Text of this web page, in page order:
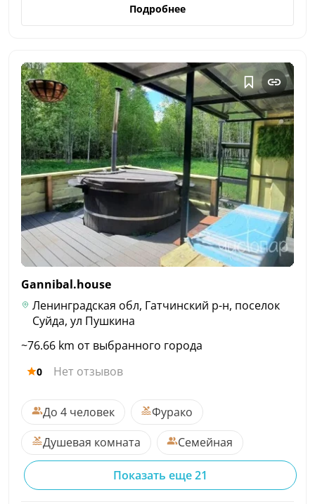
Подробнее
Gannibal.house
Ленинградская обл, Гатчинский р-н, поселок
Суйда, ул Пушкина
~76.66 km от выбранного города
0 Нет отзывов
До 4 человек
Фурако
Душевая комната
Семейная
Показать еще 21